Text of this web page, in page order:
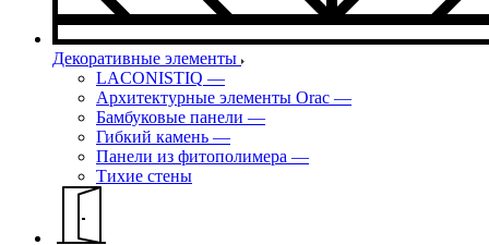
Декоративные элементы
LACONISTIQ —
Архитектурные элементы Orac —
Бамбуковые панели —
Гибкий камень —
Панели из фитополимера —
Тихие стены